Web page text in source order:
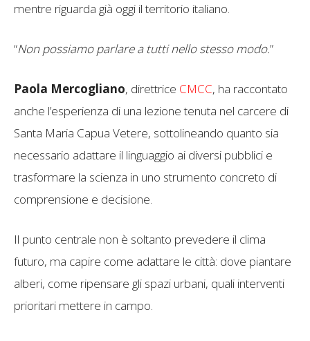
mentre riguarda già oggi il territorio italiano.
“Non possiamo parlare a tutti nello stesso modo.”
Paola Mercogliano, direttrice CMCC, ha raccontato
anche l’esperienza di una lezione tenuta nel carcere di
Santa Maria Capua Vetere, sottolineando quanto sia
necessario adattare il linguaggio ai diversi pubblici e
trasformare la scienza in uno strumento concreto di
comprensione e decisione.
Il punto centrale non è soltanto prevedere il clima
futuro, ma capire come adattare le città: dove piantare
alberi, come ripensare gli spazi urbani, quali interventi
prioritari mettere in campo.